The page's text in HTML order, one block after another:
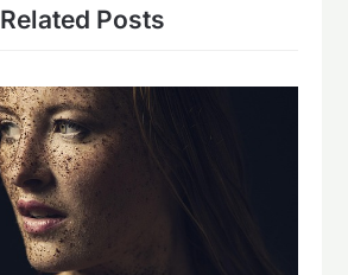
Related Posts